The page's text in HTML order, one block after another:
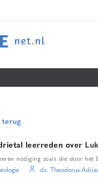
terug
leerreden over
nodiging zoals die door het
ds. Theodorus